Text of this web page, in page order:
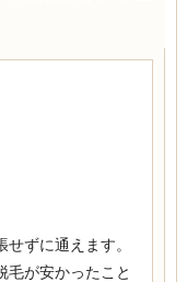
ずに通えます。
毛が安かったこと